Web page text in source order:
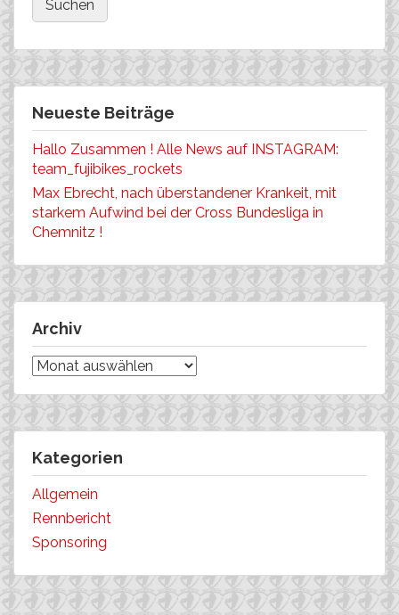
Neueste Beiträge
Hallo Zusammen ! Alle News auf INSTAGRAM:
team_fujibikes_rockets
Max Ebrecht, nach überstandener Krankeit, mit
starkem Aufwind bei der Cross Bundesliga in
Chemnitz !
Archiv
Archiv
Kategorien
Allgemein
Rennbericht
Sponsoring